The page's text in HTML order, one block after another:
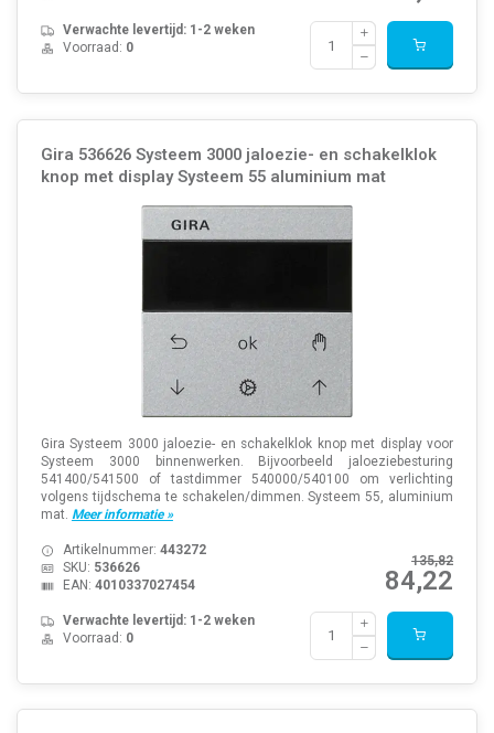
Verwachte levertijd: 1-2 weken
Voorraad: 0
Gira 536626 Systeem 3000 jaloezie- en schakelklok
knop met display Systeem 55 aluminium mat
Gira Systeem 3000 jaloezie- en schakelklok knop met display voor
Systeem 3000 binnenwerken. Bijvoorbeeld jaloeziebesturing
541400/541500 of tastdimmer 540000/540100 om verlichting
volgens tijdschema te schakelen/dimmen. Systeem 55, aluminium
mat. Meer informatie »
135,82
84,22
Artikelnummer: 443272
SKU: 536626
EAN: 4010337027454
Verwachte levertijd: 1-2 weken
Voorraad: 0